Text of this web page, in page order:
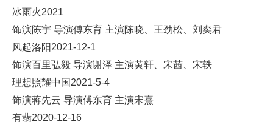
冰雨火2021
饰演陈宇 导演傅东育 主演陈晓、王劲松、刘奕君
风起洛阳2021-12-1
饰演百里弘毅 导演谢泽 主演黄轩、宋茜、宋轶
理想照耀中国2021-5-4
饰演蒋先云 导演傅东育 主演宋熹
有翡2020-12-16